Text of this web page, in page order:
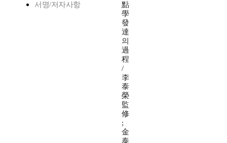
서명/저자사항
點
學
發
達
의
過
程
/
李
泰
榮
監
修
;
金
泰